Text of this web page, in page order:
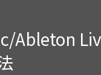
Ableton